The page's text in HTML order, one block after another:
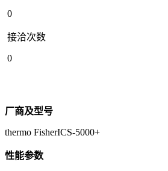
0
接洽次数
0
厂商及型号
thermo FisherICS-5000+
性能参数